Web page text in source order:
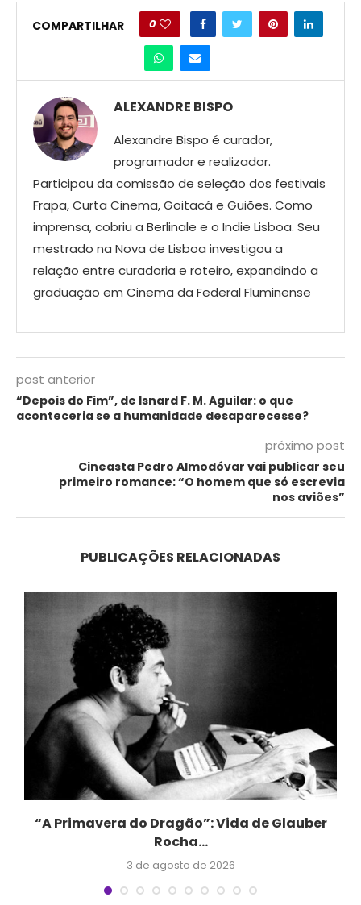
COMPARTILHAR 0
ALEXANDRE BISPO
Alexandre Bispo é curador,
programador e realizador.
Participou da comissão de seleção dos festivais
Frapa, Curta Cinema, Goitacá e Guiões. Como
imprensa, cobriu a Berlinale e o Indie Lisboa. Seu
mestrado na Nova de Lisboa investigou a
relação entre curadoria e roteiro, expandindo a
graduação em Cinema da Federal Fluminense
post anterior
“Depois do Fim”, de Isnard F. M. Aguilar: o que
aconteceria se a humanidade desaparecesse?
próximo post
Cineasta Pedro Almodóvar vai publicar seu
primeiro romance: “O homem que só escrevia
nos aviões”
PUBLICAÇÕES RELACIONADAS
“A Primavera do Dragão”: Vida de Glauber
Rocha...
3 de agosto de 2026